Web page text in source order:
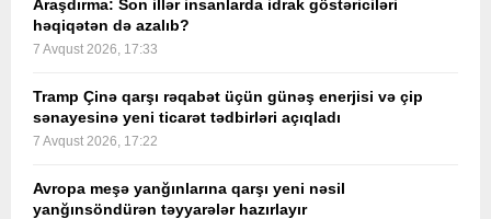
Araşdırma: Son illər insanlarda idrak göstəriciləri
həqiqətən də azalıb?
7 Avqust 2026, 17:33
Tramp Çinə qarşı rəqabət üçün günəş enerjisi və çip
sənayesinə yeni ticarət tədbirləri açıqladı
7 Avqust 2026, 17:22
Avropa meşə yanğınlarına qarşı yeni nəsil
yanğınsöndürən təyyarələr hazırlayır